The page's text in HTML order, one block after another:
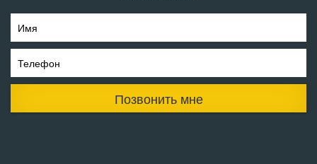
Имя
Телефон
Позвонить мне